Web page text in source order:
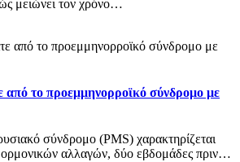
μειώνει τον χρόνο…
από το προεμμηνορροϊκό σύνδρομο με
σύνδρομο (PMS) χαρακτηρίζεται
αλλαγών, δύο εβδομάδες πριν…